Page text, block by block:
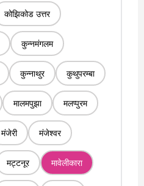
कोझिकोड उत्तर
कुन्नमंगलम
कुन्नाथुर कुथुपरम्बा
मालमपुझा मलप्पुरम
मंजेरी मंजेश्वर
मट्टनूर मावेलीकारा